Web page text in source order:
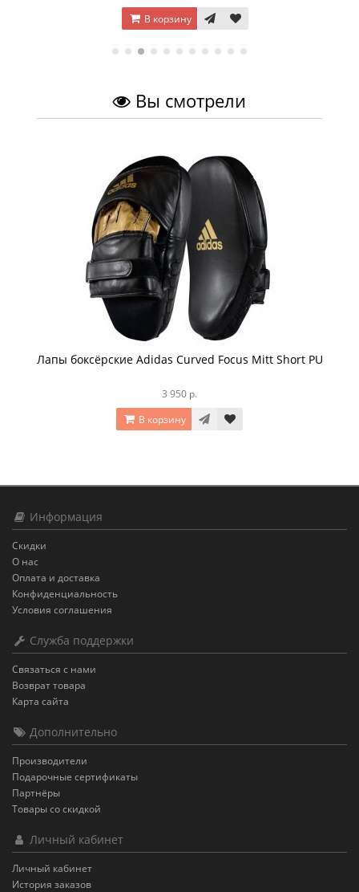
В корзину
Вы смотрели
Лапы боксёрские Adidas Curved Focus Mitt Short PU
3 950 р.
В корзину
Информация
Скидки
О нас
Оплата и доставка
Конфиденциальность
Условия соглашения
Служба поддержки
Связаться с нами
Возврат товара
Карта сайта
Дополнительно
Производители
Подарочные сертификаты
Партнёры
Товары со скидкой
Личный кабинет
Личный кабинет
История заказов